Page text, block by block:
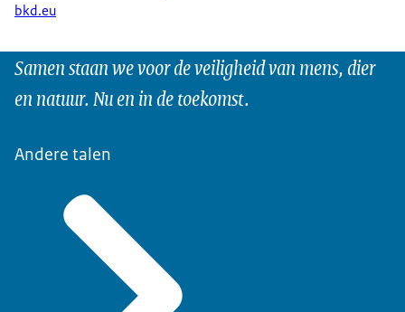
bkd.eu
Samen staan we voor de veiligheid van mens, dier
en natuur. Nu en in de toekomst.
Andere talen